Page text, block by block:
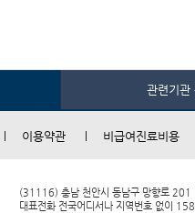
관련기관
이용약관 비급여진료비용
(31116) 충남 천안시 동남구 망향로 201
대표전화 전국어디서나 지역번호 없이